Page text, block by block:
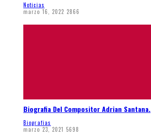
Noticias
marzo 16, 2022 2866
Biografia Del Compositor Adrian Santana.
Biografias
marzo 23, 2021 5698